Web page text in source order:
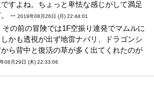
すよね。ちょっと卑怯な感じがして満足
。 --2019年08月26日 (月) 22:44:01
その前の冒険では1F空振り連発でマムルに
かも透視が出ず地雷ナバリ、ドラゴンシ
ら背中と復活の草が多く出てくれたのが
08月29日 (木) 22:33:06